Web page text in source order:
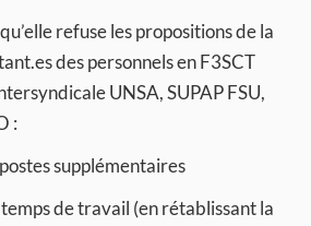
refuse les propositions de la
des personnels en F3SCT
UNSA, SUPAP FSU,
:
supplémentaires
de travail (en rétablissant la